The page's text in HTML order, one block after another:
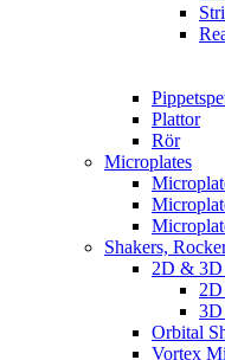
Plattor
Rör
Microplates
Shakers,
2D & 3D
3D
Orbital
Vortex